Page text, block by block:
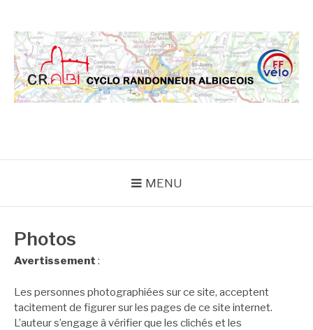
contenu
MENU
Photos
Avertissement :
Les personnes photographiées sur ce site, acceptent
tacitement de figurer sur les pages de ce site internet.
L’auteur s’engage à vérifier que les clichés et les